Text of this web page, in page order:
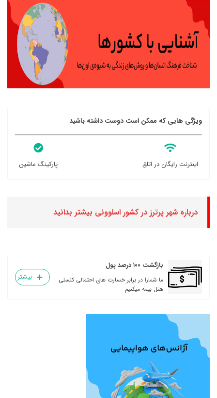
ویژگی هایی که ممکن است دوست داشته باشید
اینترنت رایگان در اتاق پارکینگ ماشین
درباره شهر پرترز در کشور اسلوونی بیشتر بدانید
بازگشت ۱۰۰ درصد پول
ما شمارا در برابر خسارت های احتمالی کنسلی
هتل بیمه میکنیم
بیشتر